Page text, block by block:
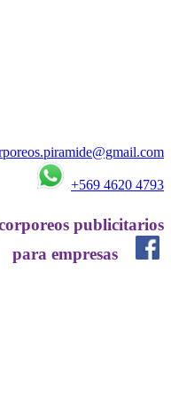
+569 4620 4793
publicitarios
para empresas